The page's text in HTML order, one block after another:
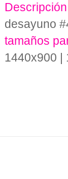
Descripción
desayuno
tamaños
1440x900 |